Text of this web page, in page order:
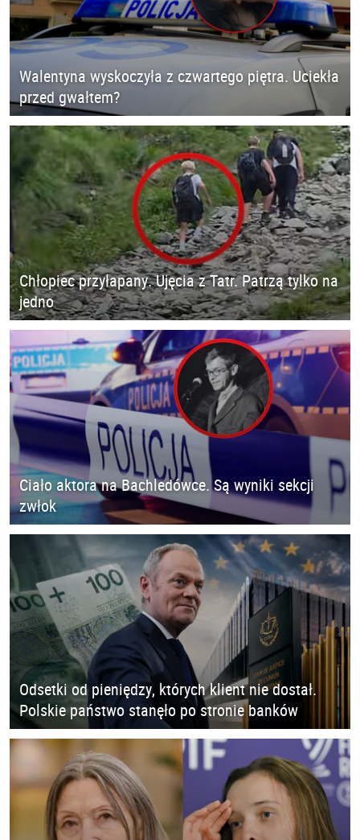
Walentyna wyskoczyła z czwartego piętra. Uciekła
przed gwałtem?
Chłopiec przyłapany. Ujęcia z Tatr. Patrzą tylko na
jedno
Ciało aktora na Bachledówce. Są wyniki sekcji
zwłok
Odsetki od pieniędzy, których klient nie dostał.
Polskie państwo stanęło po stronie banków